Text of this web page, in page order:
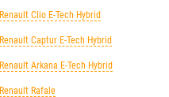
Renault Clio E-Tech Hybrid
Renault Captur E-Tech Hybrid
Renault Arkana E-Tech Hybrid
Renault Rafale